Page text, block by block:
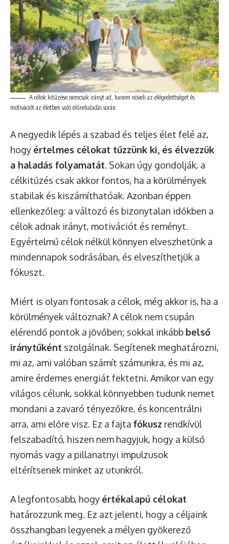
A célok kitűzése nemcsak irányt ad, hanem növeli az elégedettséget és
motivációt az életben való előrehaladás során.
A negyedik lépés a szabad és teljes élet felé az,
hogy értelmes célokat tűzzünk ki, és élvezzük
a haladás folyamatát. Sokan úgy gondolják, a
célkitűzés csak akkor fontos, ha a körülmények
stabilak és kiszámíthatóak. Azonban éppen
ellenkezőleg: a változó és bizonytalan időkben a
célok adnak irányt, motivációt és reményt.
Egyértelmű célok nélkül könnyen elveszhetünk a
mindennapok sodrásában, és elveszíthetjük a
fókuszt.
Miért is olyan fontosak a célok, még akkor is, ha a
körülmények változnak? A célok nem csupán
elérendő pontok a jövőben; sokkal inkább belső
iránytűként szolgálnak. Segítenek meghatározni,
mi az, ami valóban számít számunkra, és mi az,
amire érdemes energiát fektetni. Amikor van egy
világos célunk, sokkal könnyebben tudunk nemet
mondani a zavaró tényezőkre, és koncentrálni
arra, ami előre visz. Ez a fajta fókusz rendkívül
felszabadító, hiszen nem hagyjuk, hogy a külső
nyomás vagy a pillanatnyi impulzusok
eltérítsenek minket az utunkról.
A legfontosabb, hogy értékalapú célokat
határozzunk meg. Ez azt jelenti, hogy a céljaink
összhangban legyenek a mélyen gyökerező